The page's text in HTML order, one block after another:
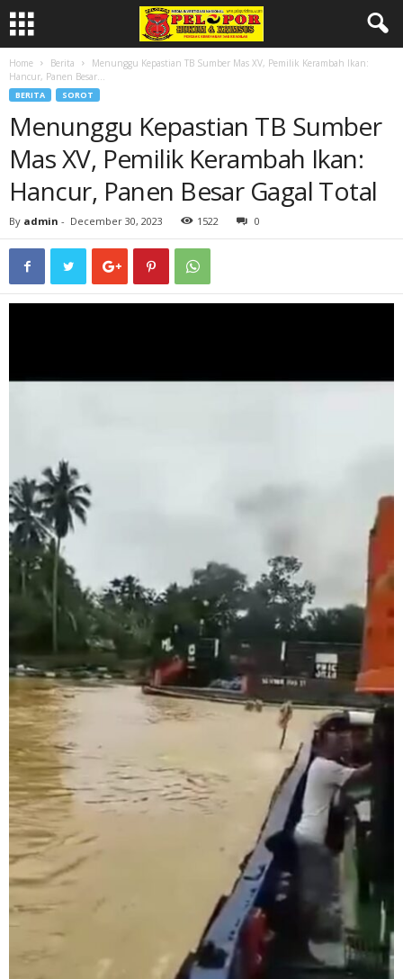
Home Berita
Menunggu Kepastian TB Sumber Mas XV, Pemilik Kerambah Ikan:
Hancur, Panen Besar...
BERITA SOROT
Menunggu Kepastian TB Sumber
Mas XV, Pemilik Kerambah Ikan:
Hancur, Panen Besar Gagal Total
By admin - December 30, 2023 1522 0